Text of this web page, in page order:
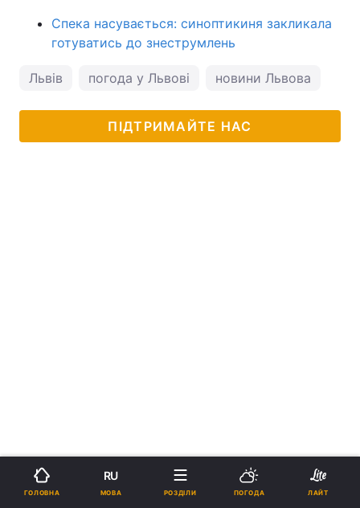
Спека насувається: синоптикиня закликала
готуватись до знеструмлень
Львів погода у Львові новини Львова
ПІДТРИМАЙТЕ НАС
ГОЛОВНА
RU
МОВА РОЗДІЛИ ПОГОДА ЛАЙТ